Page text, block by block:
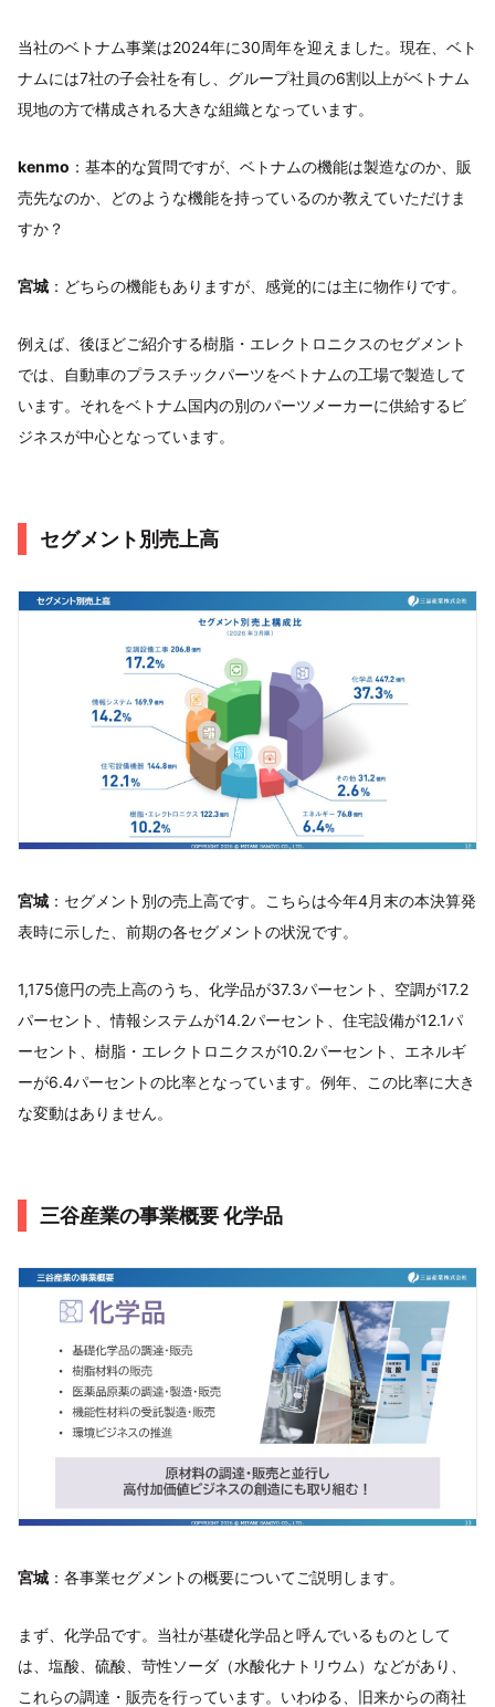
当社のベトナム事業は2024年に30周年を迎えました。現在、ベト
ナムには7社の子会社を有し、グループ社員の6割以上がベトナム
現地の方で構成される大きな組織となっています。
kenmo ：基本的な質問ですが、ベトナムの機能は製造なのか、販
売先なのか、どのような機能を持っているのか教えていただけま
すか？
宮城 ：どちらの機能もありますが、感覚的には主に物作りです。
例えば、後ほどご紹介する樹脂・エレクトロニクスのセグメント
では、自動車のプラスチックパーツをベトナムの工場で製造して
います。それをベトナム国内の別のパーツメーカーに供給するビ
ジネスが中心となっています。
セグメント別売上高
宮城 ：セグメント別の売上高です。こちらは今年4月末の本決算発
表時に示した、前期の各セグメントの状況です。
1,175億円の売上高のうち、化学品が37.3パーセント、空調が17.2
パーセント、情報システムが14.2パーセント、住宅設備が12.1パ
ーセント、樹脂・エレクトロニクスが10.2パーセント、エネルギ
ーが6.4パーセントの比率となっています。例年、この比率に大き
な変動はありません。
三谷産業の事業概要 化学品
宮城 ：各事業セグメントの概要についてご説明します。
まず、化学品です。当社が基礎化学品と呼んでいるものとして
は、塩酸、硫酸、苛性ソーダ（水酸化ナトリウム）などがあり、
これらの調達・販売を行っています。いわゆる、旧来からの商社